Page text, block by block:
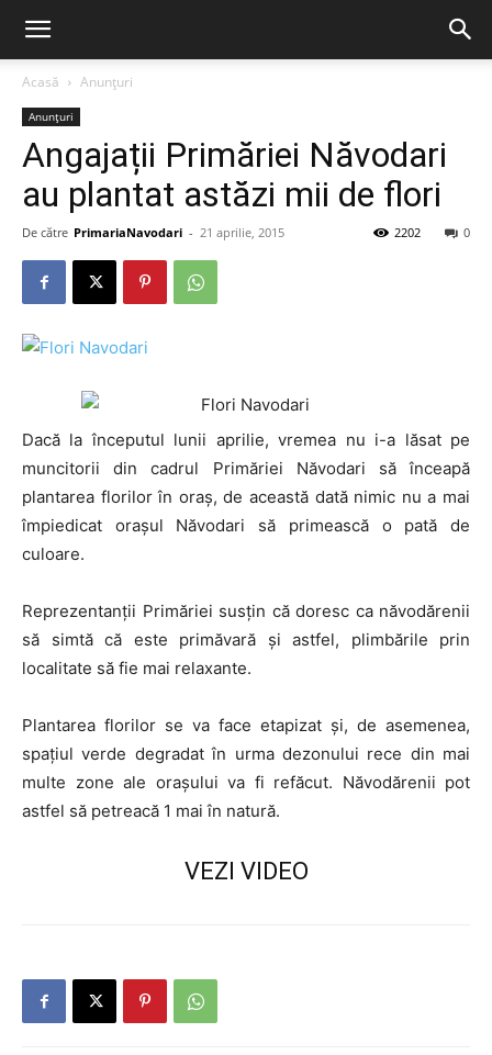
Acasă Anunțuri
Anunțuri
Angajații Primăriei Năvodari
au plantat astăzi mii de flori
De către PrimariaNavodari - 21 aprilie, 2015 0
2202
Dacă la începutul lunii aprilie, vremea nu i-a lăsat pe
muncitorii din cadrul Primăriei Năvodari să înceapă
plantarea florilor în oraș, de această dată nimic nu a mai
împiedicat orașul Năvodari să primească o pată de
culoare.
Reprezentanții Primăriei susțin că doresc ca năvodărenii
să simtă că este primăvară și astfel, plimbările prin
localitate să fie mai relaxante.
Plantarea florilor se va face etapizat și, de asemenea,
spațiul verde degradat în urma dezonului rece din mai
multe zone ale orașului va fi refăcut. Năvodărenii pot
astfel să petreacă 1 mai în natură.
VEZI VIDEO